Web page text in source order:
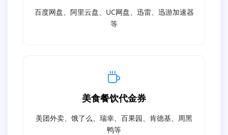
百度网盘、阿里云盘、UC网盘、迅雷、迅游加速器
等
美食餐饮代金券
美团外卖、饿了么、瑞幸、百果园、肯德基、周黑
鸭等